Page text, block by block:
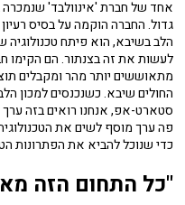
גדול. החברה הוקמה על בסיס
הלב בשיבא, הוא פיתח
לעשות את זה בצנתור. הם הקימו
מתאוששים יותר מהר ומקבלים
החולים שיבא. כשנכנסים למכון
סטארט-אפ, אנחנו רואים בזה ערך
פה ערך מוסף לשים את
כדי שנוכל להביא את הפתרונות
"כל התחום הזה